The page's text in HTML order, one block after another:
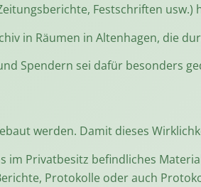
Festschriften
in Räumen in Altenhagen, die
Spendern sei dafür besonders
werden. Damit dieses
im Privatbesitz befindliches
Protokolle oder auch